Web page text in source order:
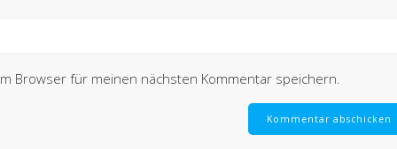
Browser für meinen nächsten Kommentar speichern.